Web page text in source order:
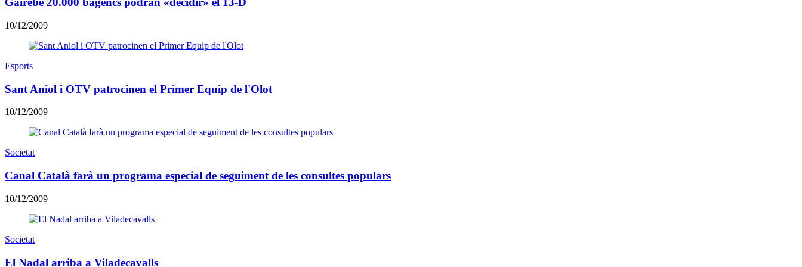
10/12/2009
Esports
Sant Aniol i OTV patrocinen el Primer Equip de l'Olot
10/12/2009
Societat
Canal Català farà un programa especial de seguiment de les consultes populars
10/12/2009
Societat
El Nadal arriba a Viladecavalls